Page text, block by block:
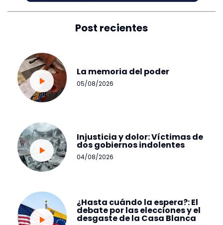
Post recientes
La memoria del poder
05/08/2026
Injusticia y dolor: Víctimas de
dos gobiernos indolentes
04/08/2026
¿Hasta cuándo la espera?: El
debate por las elecciones y el
desgaste de la Casa Blanca